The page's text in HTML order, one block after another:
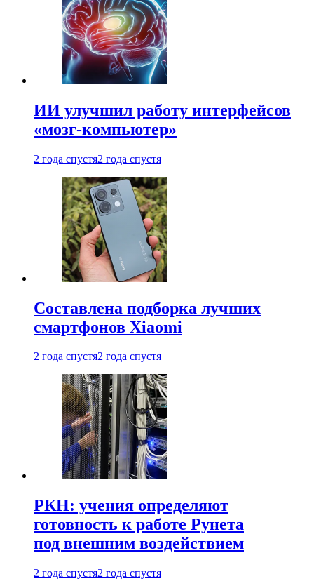
ИИ улучшил работу интерфейсов
«мозг-компьютер»
2 года спустя2 года спустя
Составлена подборка лучших
смартфонов Xiaomi
2 года спустя2 года спустя
РКН: учения определяют
готовность к работе Рунета
под внешним воздействием
2 года спустя2 года спустя